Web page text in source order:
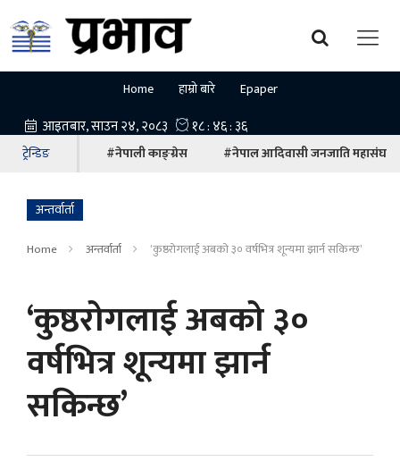
Home हाम्रो बारे Epaper
ट्रेन्डिङ #नेपाली काङ्ग्रेस #नेपाल आदिवासी जनजाति महासंघ
अन्तर्वार्ता
Home अन्तर्वार्ता ‘कुष्ठरोगलाई अबको ३० वर्षभित्र शून्यमा झार्न सकिन्छ’
‘कुष्ठरोगलाई अबको ३०
वर्षभित्र शून्यमा झार्न
सकिन्छ’